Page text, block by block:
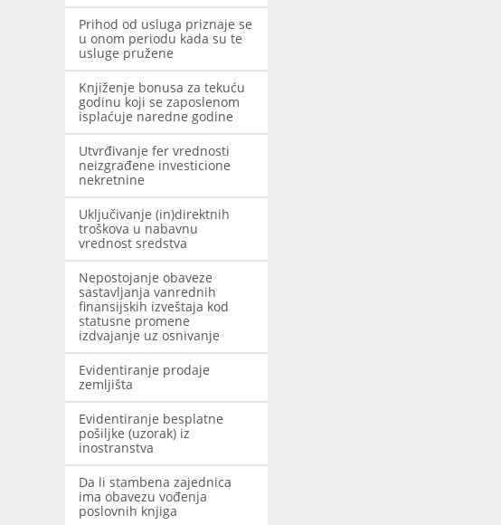
Prihod od usluga priznaje se
u onom periodu kada su te
usluge pružene
Knjiženje bonusa za tekuću
godinu koji se zaposlenom
isplaćuje naredne godine
Utvrđivanje fer vrednosti
neizgrađene investicione
nekretnine
Uključivanje (in)direktnih
troškova u nabavnu
vrednost sredstva
Nepostojanje obaveze
sastavljanja vanrednih
finansijskih izveštaja kod
statusne promene
izdvajanje uz osnivanje
Evidentiranje prodaje
zemljišta
Evidentiranje besplatne
pošiljke (uzorak) iz
inostranstva
Da li stambena zajednica
ima obavezu vođenja
poslovnih knjiga